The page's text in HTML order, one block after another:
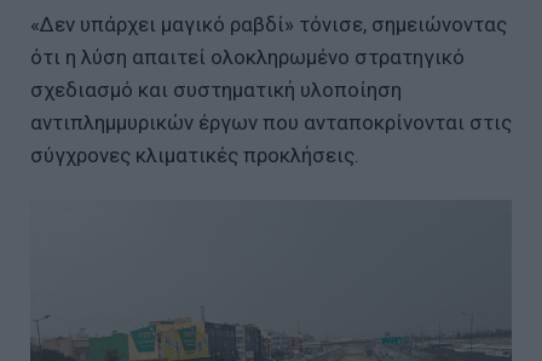
«Δεν υπάρχει μαγικό ραβδί» τόνισε, σημειώνοντας
ότι η λύση απαιτεί ολοκληρωμένο στρατηγικό
σχεδιασμό και συστηματική υλοποίηση
αντιπλημμυρικών έργων που ανταποκρίνονται στις
σύγχρονες κλιματικές προκλήσεις.